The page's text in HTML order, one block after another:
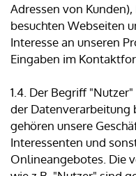
Adressen von
besuchten Webseiten
Interesse an unseren
Eingaben im
1.4. Der Begriff
der Datenverarbeitung
gehören unsere
Interessenten und
Onlineangebotes. Die